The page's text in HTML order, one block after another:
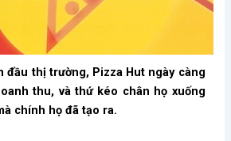
đầu thị trường, Pizza Hut ngày càng
thu, và thứ kéo chân họ xuống
chính họ đã tạo ra.